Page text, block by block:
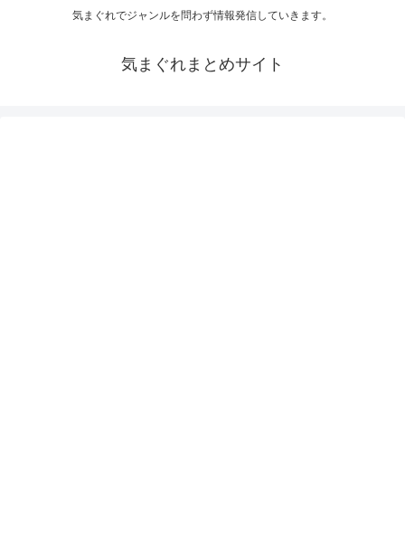
気まぐれでジャンルを問わず情報発信していきます。
気まぐれまとめサイト